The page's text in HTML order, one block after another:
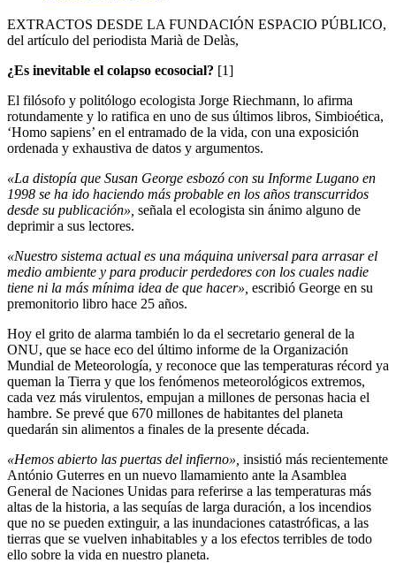
EXTRACTOS DESDE LA FUNDACIÓN ESPACIO PÚBLICO,
del artículo del periodista Marià de Delàs,
¿Es inevitable el colapso ecosocial? [1]
El filósofo y politólogo ecologista Jorge Riechmann, lo afirma
rotundamente y lo ratifica en uno de sus últimos libros, Simbioética,
‘Homo sapiens’ en el entramado de la vida, con una exposición
ordenada y exhaustiva de datos y argumentos.
«La distopía que Susan George esbozó con su Informe Lugano en
1998 se ha ido haciendo más probable en los años transcurridos
desde su publicación», señala el ecologista sin ánimo alguno de
deprimir a sus lectores.
«Nuestro sistema actual es una máquina universal para arrasar el
medio ambiente y para producir perdedores con los cuales nadie
tiene ni la más mínima idea de que hacer», escribió George en su
premonitorio libro hace 25 años.
Hoy el grito de alarma también lo da el secretario general de la
ONU, que se hace eco del último informe de la Organización
Mundial de Meteorología, y reconoce que las temperaturas récord ya
queman la Tierra y que los fenómenos meteorológicos extremos,
cada vez más virulentos, empujan a millones de personas hacia el
hambre. Se prevé que 670 millones de habitantes del planeta
quedarán sin alimentos a finales de la presente década.
«Hemos abierto las puertas del infierno» insistió más recientemente
António Guterres en un nuevo llamamiento ante la Asamblea
General de Naciones Unidas para referirse a las temperaturas más
altas de la historia, a las sequías de larga duración, a los incendios
que no se pueden extinguir, a las inundaciones catastróficas, a las
tierras que se vuelven inhabitables y a los efectos terribles de todo
ello sobre la vida en nuestro planeta.